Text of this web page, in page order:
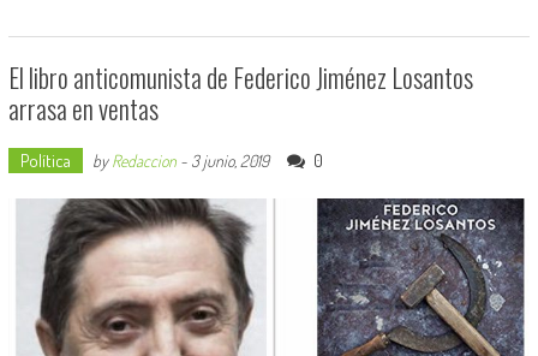
El libro anticomunista de Federico Jiménez Losantos
arrasa en ventas
Política byRedaccion- 3 junio, 2019 0